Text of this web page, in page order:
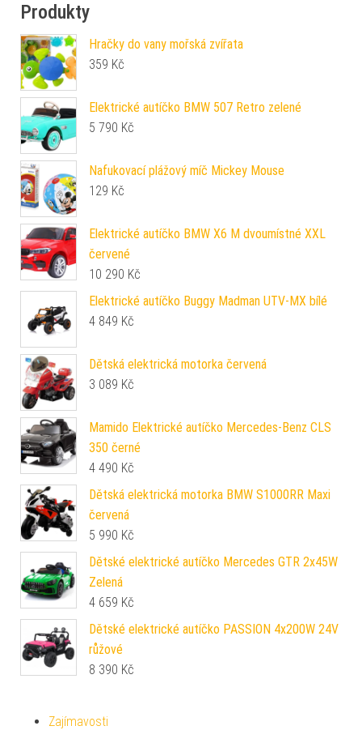
Produkty
Hračky do vany mořská zvířata
359 Kč
Elektrické autíčko BMW 507 Retro zelené
5 790 Kč
Nafukovací plážový míč Mickey Mouse
129 Kč
Elektrické autíčko BMW X6 M dvoumístné XXL
červené
10 290 Kč
Elektrické autíčko Buggy Madman UTV-MX bílé
4 849 Kč
Dětská elektrická motorka červená
3 089 Kč
Mamido Elektrické autíčko Mercedes-Benz CLS
350 černé
4 490 Kč
Dětská elektrická motorka BMW S1000RR Maxi
červená
5 990 Kč
Dětské elektrické autíčko Mercedes GTR 2x45W
Zelená
4 659 Kč
Dětské elektrické autíčko PASSION 4x200W 24V
růžové
8 390 Kč
Zajímavosti